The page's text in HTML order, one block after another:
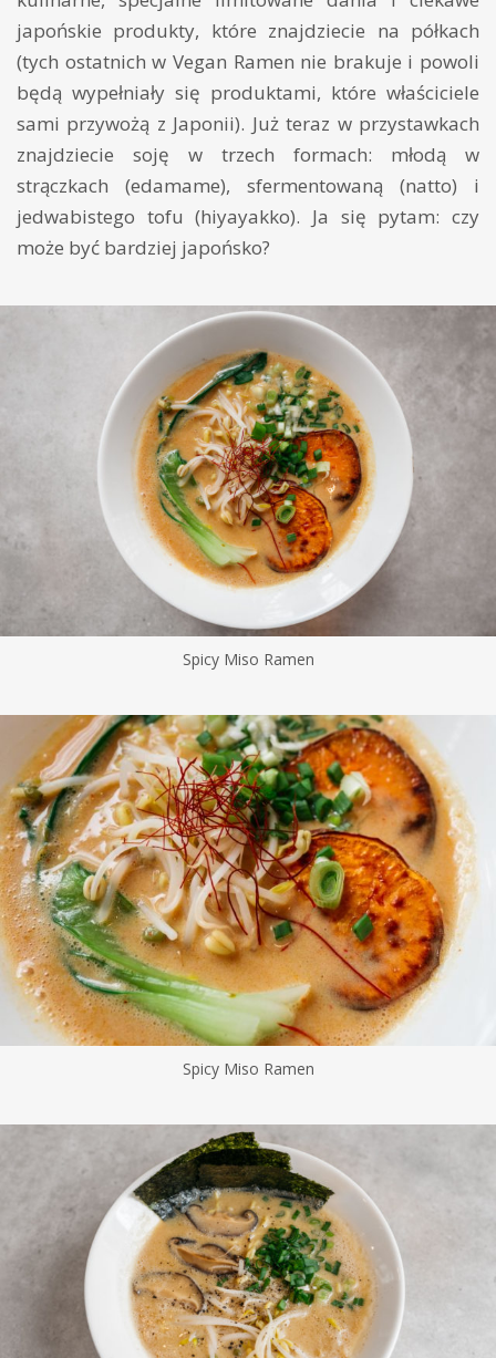
japońskie produkty, które znajdziecie na półkach
(tych ostatnich w Vegan Ramen nie brakuje i powoli
będą wypełniały się produktami, które właściciele
sami przywożą z Japonii). Już teraz w przystawkach
znajdziecie soję w trzech formach: młodą w
strączkach (edamame), sfermentowaną (natto) i
jedwabistego tofu (hiyayakko). Ja się pytam: czy
może być bardziej japońsko?
Spicy Miso Ramen
Spicy Miso Ramen